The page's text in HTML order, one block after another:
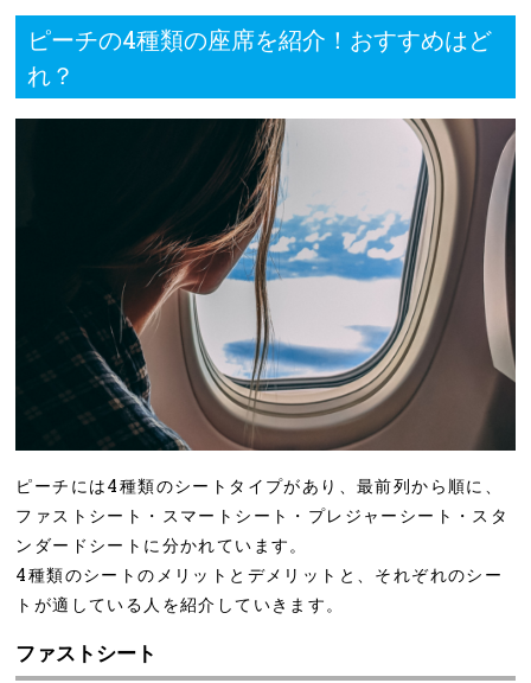
ピーチの4種類の座席を紹介！おすすめはど
れ？
ピーチには4種類のシートタイプがあり、最前列から順に、
ファストシート・スマートシート・プレジャーシート・スタ
ンダードシートに分かれています。
4種類のシートのメリットとデメリットと、それぞれのシー
トが適している人を紹介していきます。
ファストシート